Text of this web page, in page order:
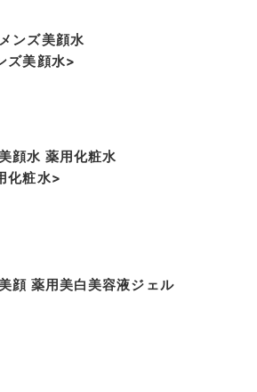
ンズ美顔水
ズ美顔水>
顔水 薬用化粧水
化粧水>
顔 薬用美白美容液ジェル